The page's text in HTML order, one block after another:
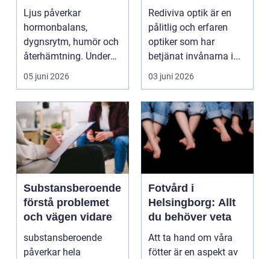
välbefinnande
Ljus påverkar
hormonbalans,
dygnsrytm, humör och
återhämtning. Under
senare år har en ny typ
av prod...
05 juni 2026
Uppsala
Rediviva optik är en
pålitlig och erfaren
optiker som har
betjänat invånarna i...
03 juni 2026
Substansberoende
förstå problemet
och vägen vidare
substansberoende
påverkar hela
Fotvård i
Helsingborg: Allt
du behöver veta
Att ta hand om våra
fötter är en aspekt av